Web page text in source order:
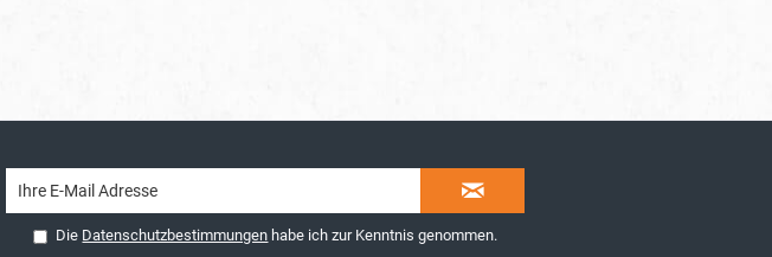
Die Datenschutzbestimmungen habe ich zur Kenntnis genommen.